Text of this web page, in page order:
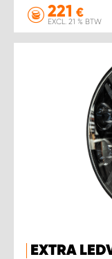
221 €
EXCL. 21 % BTW
EXTRA